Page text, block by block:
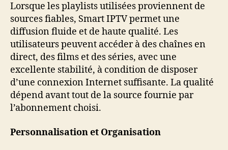
Lorsque les playlists utilisées proviennent de
sources fiables, Smart IPTV permet une
diffusion fluide et de haute qualité. Les
utilisateurs peuvent accéder à des chaînes en
direct, des films et des séries, avec une
excellente stabilité, à condition de disposer
d’une connexion Internet suffisante. La qualité
dépend avant tout de la source fournie par
l’abonnement choisi.
Personnalisation et Organisation